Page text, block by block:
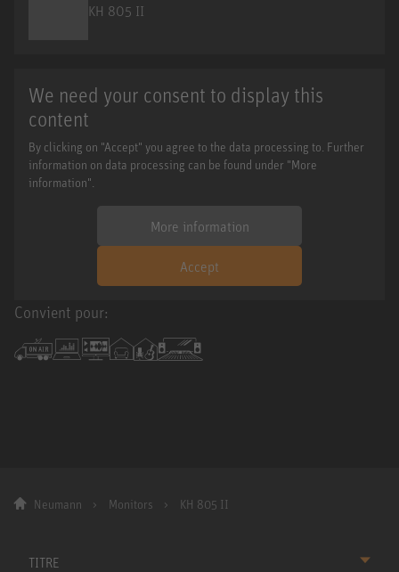
KH 805 II
We need your consent to display this
content
By clicking on "Accept" you agree to the data processing to. Further
information on data processing can be found under "More
information".
More information
Accept
Convient pour:
Neumann Monitors KH 805 II
TITRE